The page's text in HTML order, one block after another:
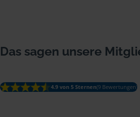
Das sagen unsere
4.9 von 5 Sternen(9 Bewertungen)